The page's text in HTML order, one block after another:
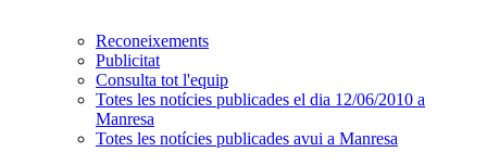
Reconeixements
Publicitat
Consulta tot l'equip
Totes les notícies publicades el dia 12/06/2010 a
Manresa
Totes les notícies publicades avui a Manresa